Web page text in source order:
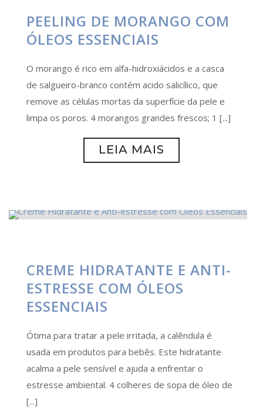
PEELING DE MORANGO COM
ÓLEOS ESSENCIAIS
O morango é rico em alfa-hidroxiácidos e a casca
de salgueiro-branco contém acido salicílico, que
remove as células mortas da superfície da pele e
limpa os poros. 4 morangos grandes frescos; 1 [...]
LEIA MAIS
CREME HIDRATANTE E ANTI-
ESTRESSE COM ÓLEOS
ESSENCIAIS
Ótima para tratar a pele irritada, a calêndula é
usada em produtos para bebês. Este hidratante
acalma a pele sensível e ajuda a enfrentar o
estresse ambiental. 4 colheres de sopa de óleo de
[...]